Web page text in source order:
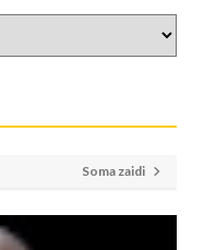
Soma zaidi